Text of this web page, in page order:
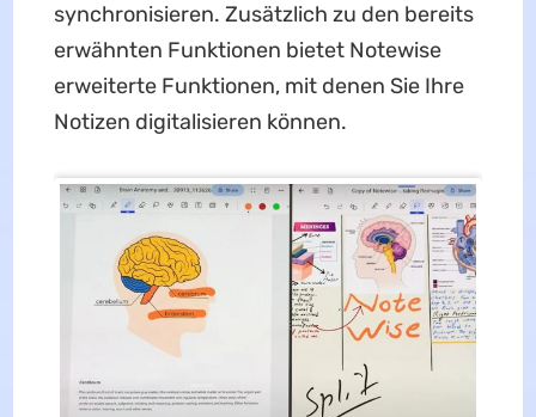
synchronisieren. Zusätzlich zu den bereits
erwähnten Funktionen bietet Notewise
erweiterte Funktionen, mit denen Sie Ihre
Notizen digitalisieren können.